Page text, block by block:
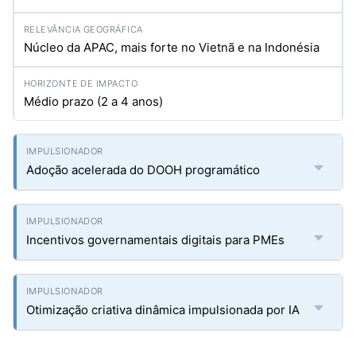
Núcleo da APAC, mais forte no Vietnã e na Indonésia
Médio prazo (2 a 4 anos)
Adoção acelerada do DOOH programático
Incentivos governamentais digitais para PMEs
Otimização criativa dinâmica impulsionada por IA